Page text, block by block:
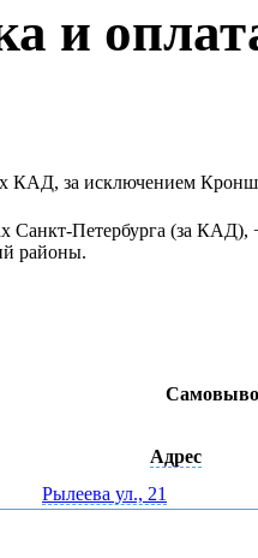
и
КАД, за исключением
Санкт-Петербурга (за
районы.
Адрес
Рылеева ул., 21